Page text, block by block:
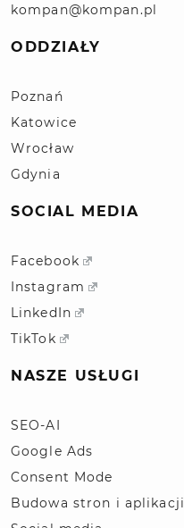
kompan@kompan.pl
ODDZIAŁY
Poznań
Katowice
Wrocław
Gdynia
SOCIAL MEDIA
Facebook
Instagram
LinkedIn
TikTok
NASZE USŁUGI
SEO-AI
Google Ads
Consent Mode
Budowa stron i aplikacji